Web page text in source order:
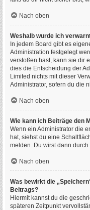
Nach oben
Weshalb wurde ich
In jedem Board gibt es
Administration festgelegt
verstoßen hast, kann sie dir
dies die Entscheidung der
Limited nichts mit dieser
Administrator, sofern du die
Nach oben
Wie kann ich Beiträge den
Wenn ein Administrator die
hat, siehst du eine
melden. Du wirst dann
Nach oben
Was bewirkt die
Beitrags?
Hiermit kannst du die
späteren Zeitpunkt